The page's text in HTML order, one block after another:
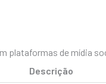
de mídia
Descrição